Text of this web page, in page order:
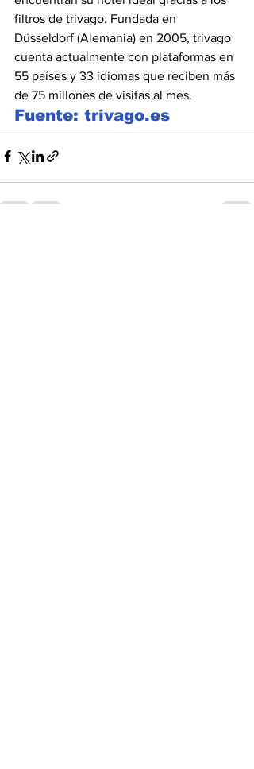
filtros de trivago. Fundada en
Düsseldorf (Alemania) en 2005, trivago
cuenta actualmente con plataformas en
55 países y 33 idiomas que reciben más
de 75 millones de visitas al mes.
Fuente: trivago.es